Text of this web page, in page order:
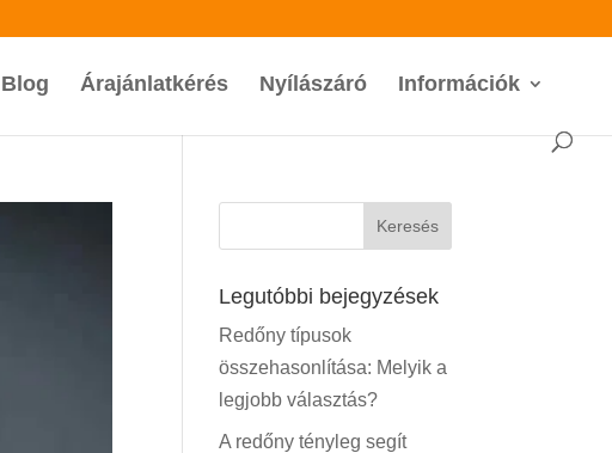
Blog Árajánlatkérés Nyílászáró Információk
Legutóbbi bejegyzések
Redőny típusok
összehasonlítása: Melyik a
legjobb választás?
A redőny tényleg segít